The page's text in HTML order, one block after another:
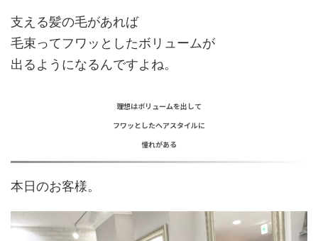
支える髪の毛があれば
毛束ってフワッとしたボリュームが
出るようになるんですよね。
理想はボリュームを出して
フワッとしたヘアスタイルに
憧れがある
本日のお客様。